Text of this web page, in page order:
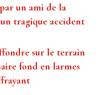
un ami de la
tragique accident
sur le terrain
fond en larmes